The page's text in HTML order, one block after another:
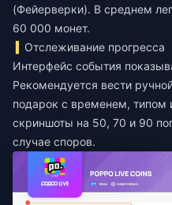
(Фейерверки). В среднем
60 000 монет.
Отслеживание прогресса
Интерфейс события
Рекомендуется вести
подарок с временем, типом
скриншоты на 50, 70 и 90
случае споров.